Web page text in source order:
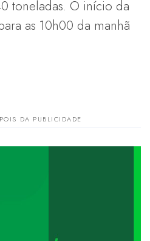
toneladas. O início da
as 10h00 da manhã